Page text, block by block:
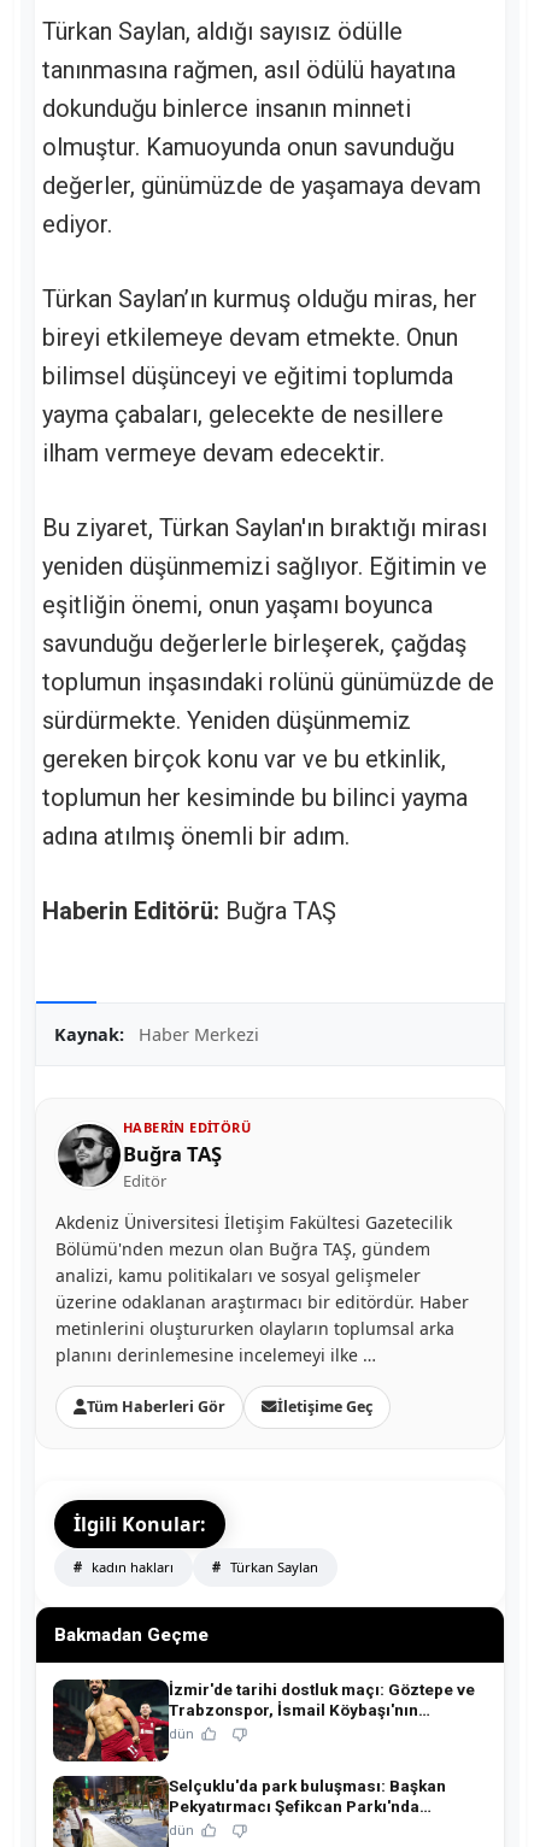
Türkan Saylan, aldığı sayısız ödülle
tanınmasına rağmen, asıl ödülü hayatına
dokunduğu binlerce insanın minneti
olmuştur. Kamuoyunda onun savunduğu
değerler, günümüzde de yaşamaya devam
ediyor.
Türkan Saylan’ın kurmuş olduğu miras, her
bireyi etkilemeye devam etmekte. Onun
bilimsel düşünceyi ve eğitimi toplumda
yayma çabaları, gelecekte de nesillere
ilham vermeye devam edecektir.
Bu ziyaret, Türkan Saylan'ın bıraktığı mirası
yeniden düşünmemizi sağlıyor. Eğitimin ve
eşitliğin önemi, onun yaşamı boyunca
savunduğu değerlerle birleşerek, çağdaş
toplumun inşasındaki rolünü günümüzde de
sürdürmekte. Yeniden düşünmemiz
gereken birçok konu var ve bu etkinlik,
toplumun her kesiminde bu bilinci yayma
adına atılmış önemli bir adım.
Haberin Editörü: Buğra TAŞ
Kaynak: Haber Merkezi
HABERIN EDITÖRÜ
Buğra TAŞ
Editör
Akdeniz Üniversitesi İletişim Fakültesi Gazetecilik
Bölümü'nden mezun olan Buğra TAŞ, gündem
analizi, kamu politikaları ve sosyal gelişmeler
üzerine odaklanan araştırmacı bir editördür. Haber
metinlerini oluştururken olayların toplumsal arka
planını derinlemesine incelemeyi ilke …
Tüm Haberleri Gör İletişime Geç
İlgili Konular:
kadın hakları Türkan Saylan
Bakmadan Geçme
İzmir'de tarihi dostluk maçı: Göztepe ve
Trabzonspor, İsmail Köybaşı'nın
jübilesinde buluşuyor!
dün
Selçuklu'da park buluşması: Başkan
Pekyatırmacı Şefikcan Parkı'nda
hemşehrileriyle buluştu!
dün